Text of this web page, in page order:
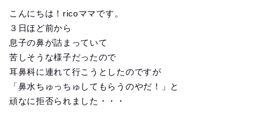
こんにちは！ricoママです。
３日ほど前から
息子の鼻が詰まっていて
苦しそうな様子だったので
耳鼻科に連れて行こうとしたのですが
「鼻水ちゅっちゅしてもらうのやだ！」と
頑なに拒否られました・・・